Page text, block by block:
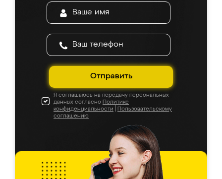
Отправить
Я соглашаюсь на передачу персональных
данных согласно Политике
конфиденциальности
Пользовательскому
соглашению